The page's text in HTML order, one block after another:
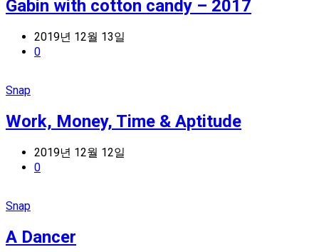
Gabin with cotton candy – 2017
2019년 12월 13일
0
Snap
Work, Money, Time & Aptitude
2019년 12월 12일
0
Snap
A Dancer